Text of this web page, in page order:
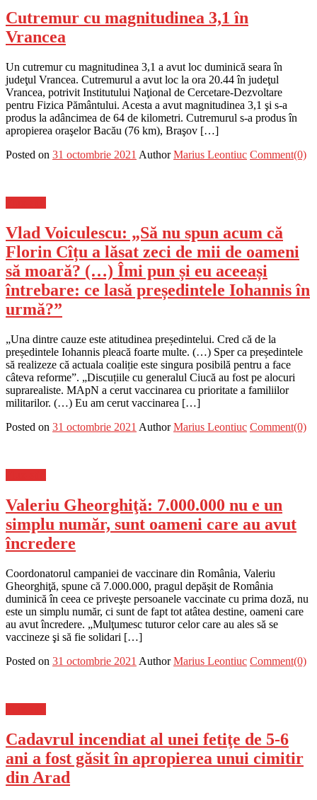
Cutremur cu magnitudinea 3,1 în
Vrancea
Un cutremur cu magnitudinea 3,1 a avut loc duminică seara în
judeţul Vrancea. Cutremurul a avut loc la ora 20.44 în judeţul
Vrancea, potrivit Institutului Naţional de Cercetare-Dezvoltare
pentru Fizica Pământului. Acesta a avut magnitudinea 3,1 şi s-a
produs la adâncimea de 64 de kilometri. Cutremurul s-a produs în
apropierea oraşelor Bacău (76 km), Braşov […]
Posted on 31 octombrie 2021 Author Marius Leontiuc Comment(0)
Vlad Voiculescu: „Să nu spun acum că
Florin Cîțu a lăsat zeci de mii de oameni
să moară? (…) Îmi pun și eu aceeași
întrebare: ce lasă președintele Iohannis în
urmă?”
„Una dintre cauze este atitudinea președintelui. Cred că de la
președintele Iohannis pleacă foarte multe. (…) Sper ca președintele
să realizeze că actuala coaliție este singura posibilă pentru a face
câteva reforme”. „Discuțiile cu generalul Ciucă au fost pe alocuri
suprarealiste. MApN a cerut vaccinarea cu prioritate a familiilor
militarilor. (…) Eu am cerut vaccinarea […]
Posted on 31 octombrie 2021 Author Marius Leontiuc Comment(0)
Valeriu Gheorghiţă: 7.000.000 nu e un
simplu număr, sunt oameni care au avut
încredere
Coordonatorul campaniei de vaccinare din România, Valeriu
Gheorghiţă, spune că 7.000.000, pragul depăşit de România
duminică în ceea ce priveşte persoanele vaccinate cu prima doză, nu
este un simplu număr, ci sunt de fapt tot atâtea destine, oameni care
au avut încredere. „Mulţumesc tuturor celor care au ales să se
vaccineze şi să fie solidari […]
Posted on 31 octombrie 2021 Author Marius Leontiuc Comment(0)
Cadavrul incendiat al unei fetiţe de 5-6
ani a fost găsit în apropierea unui cimitir
din Arad